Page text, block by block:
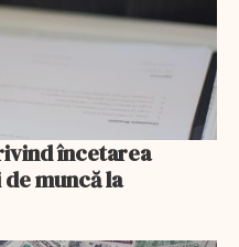
încetarea
muncă la